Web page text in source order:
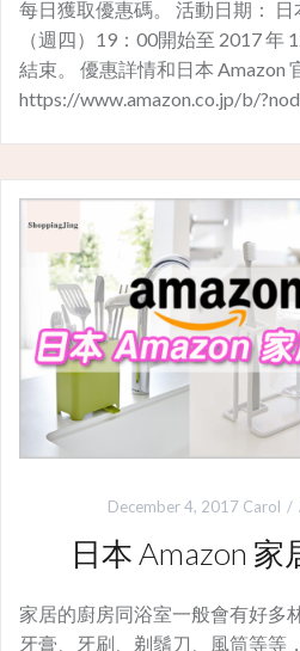
每日獲取優惠碼。 活動日期： 日
（週四）19：00開始至 2017 年
結束。 優惠詳情和日本 Amazon
https://www.amazon.co.jp/b/
December 4, 2017 Carol
日本 Amazon 家
家居的廚房同浴室一般會有好多
牙膏、牙刷、剃鬚刀、風筒等等